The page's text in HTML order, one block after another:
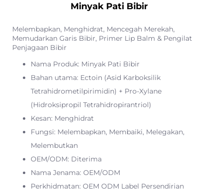
Minyak Pati Bibir
Melembapkan, Menghidrat, Mencegah Merekah,
Memudarkan Garis Bibir, Primer Lip Balm & Pengilat
Penjagaan Bibir
Nama Produk: Minyak Pati Bibir
Bahan utama: Ectoin (Asid Karboksilik
Tetrahidrometilpirimidin) + Pro-Xylane
(Hidroksipropil Tetrahidropirantriol)
Kesan: Menghidrat
Fungsi: Melembapkan, Membaiki, Melegakan,
Melembutkan
OEM/ODM: Diterima
Nama Jenama: OEM/ODM
Perkhidmatan: OEM ODM Label Persendirian